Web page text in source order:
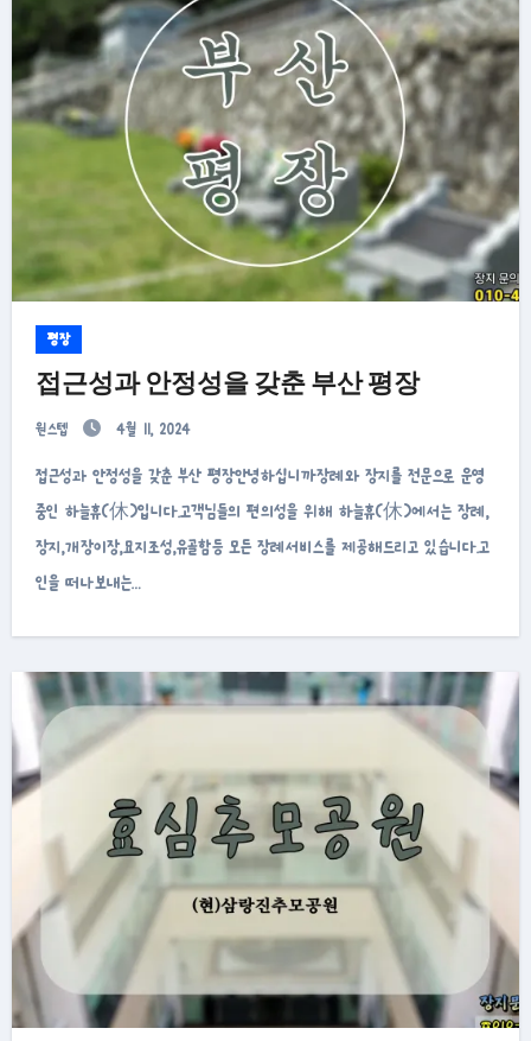
평장
접근성과 안정성을 갖춘 부산 평장
원스텝 4월 11, 2024
접근성과 안정성을 갖춘 부산 평장안녕하십니까장례와 장지를 전문으로 운영
중인 하늘휴(休)입니다.고객님들의 편의성을 위해 하늘휴(休)에서는 장례,
장지,개장이장,묘지조성,유골함등 모든 장례서비스를 제공해드리고 있습니다.고
인을 떠나보내는…